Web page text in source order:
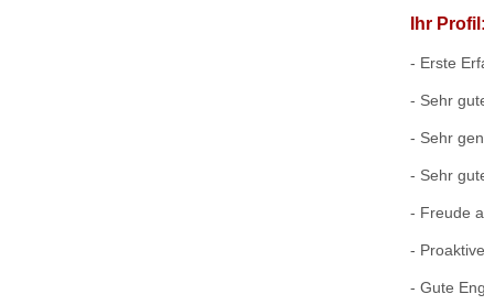
Ihr Profil:
- Erste
- Sehr
- Sehr
- Sehr
- Freude
-
- Gute